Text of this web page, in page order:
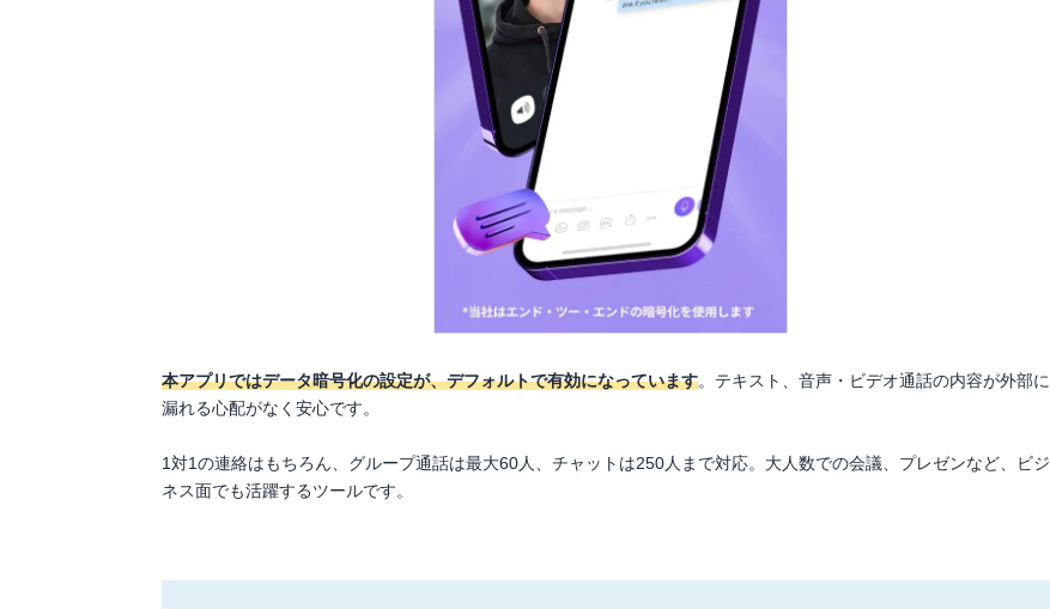
本アプリではデータ暗号化の設定が、デフォルトで有効になっています。テキスト、音声・ビデオ通話の内容が外部に
漏れる心配がなく安心です。
1対1の連絡はもちろん、グループ通話は最大60人、チャットは250人まで対応。大人数での会議、プレゼンなど、ビジ
ネス面でも活躍するツールです。